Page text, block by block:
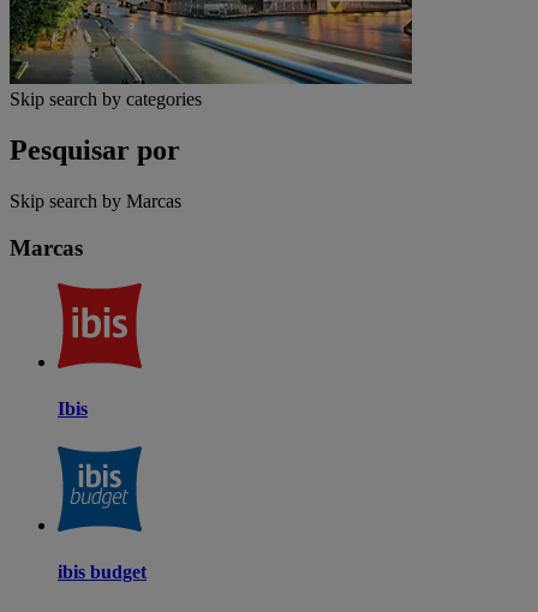
Skip search by categories
Pesquisar por
Skip search by Marcas
Marcas
Ibis
ibis budget